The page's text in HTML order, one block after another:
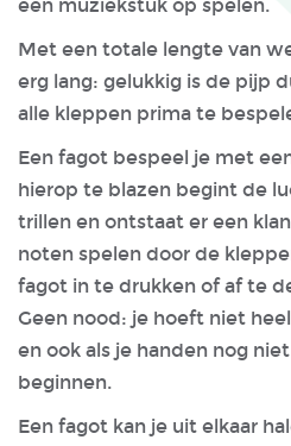
een muziekstuk op spelen.
Met een totale lengte van
erg lang: gelukkig is de pijp
alle kleppen prima te
Een fagot bespeel je met
hierop te blazen begint de
trillen en ontstaat er een
noten spelen door de
fagot in te drukken of af te
Geen nood: je hoeft niet
en ook als je handen nog
beginnen.
Een fagot kan je uit elkaar